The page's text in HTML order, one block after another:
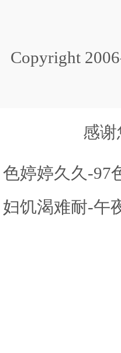
Copyright
感
色婷婷久久-97
妇饥渴难耐-午